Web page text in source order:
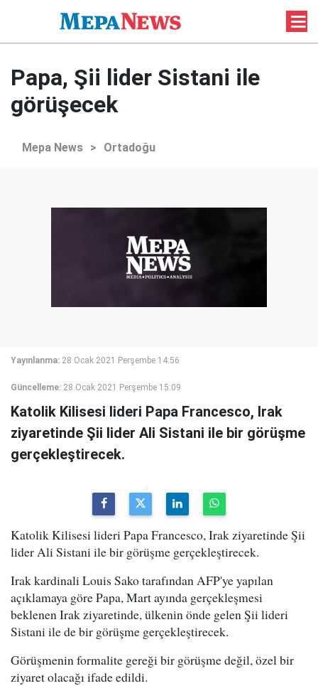
Papa, Şii lider Sistani ile
görüşecek
Mepa News > Ortadoğu
Yayınlanma: 28 Ocak 2021 Perşembe 14:56
Güncelleme: 28 Ocak 2021 Perşembe 15:09
Katolik Kilisesi lideri Papa Francesco, Irak
ziyaretinde Şii lider Ali Sistani ile bir görüşme
gerçekleştirecek.
Katolik Kilisesi lideri Papa Francesco, Irak ziyaretinde Şii
lider Ali Sistani ile bir görüşme gerçekleştirecek.
Irak kardinali Louis Sako tarafından AFP'ye yapılan
açıklamaya göre Papa, Mart ayında gerçekleşmesi
beklenen Irak ziyaretinde, ülkenin önde gelen Şii lideri
Sistani ile de bir görüşme gerçekleştirecek.
Görüşmenin formalite gereği bir görüşme değil, özel bir
ziyaret olacağı ifade edildi.